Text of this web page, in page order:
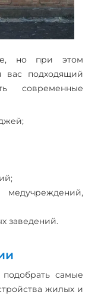
но при этом
подходящий
современные
заведений.
самые
жилых и